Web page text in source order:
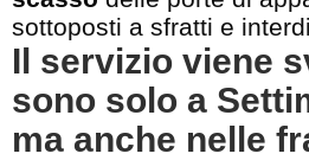
sottoposti a sfratti e
Il servizio viene
sono solo a
ma anche nelle